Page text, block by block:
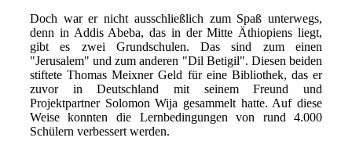
Doch war er nicht ausschließlich zum Spaß unterwegs,
denn in Addis Abeba, das in der Mitte Äthiopiens liegt,
gibt es zwei Grundschulen. Das sind zum einen
"Jerusalem" und zum anderen "Dil Betigil". Diesen beiden
stiftete Thomas Meixner Geld für eine Bibliothek, das er
zuvor in Deutschland mit seinem Freund und
Projektpartner Solomon Wija gesammelt hatte. Auf diese
Weise konnten die Lernbedingungen von rund 4.000
Schülern verbessert werden.